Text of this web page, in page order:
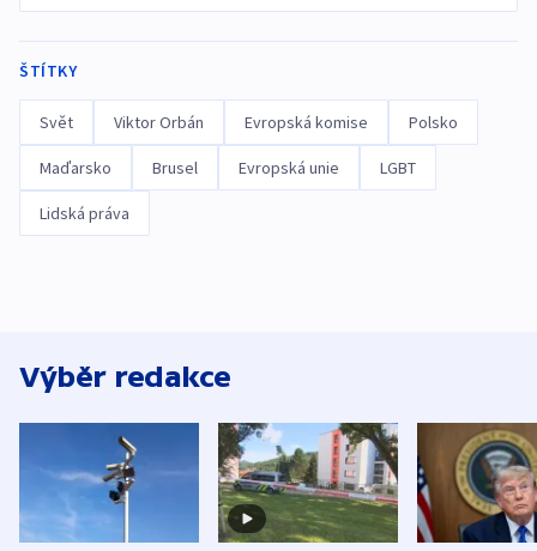
ŠTÍTKY
Svět Viktor Orbán Evropská komise Polsko
Maďarsko Brusel Evropská unie LGBT
Lidská práva
Výběr redakce